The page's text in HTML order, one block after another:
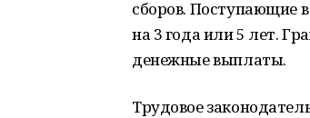
сборов. Поступающие
на 3 года или 5 лет.
денежные выплаты.
Трудовое